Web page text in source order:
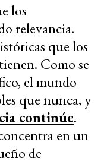
los
relevancia.
que los
Como se
el mundo
que nunca, y
continúe.
en un
de